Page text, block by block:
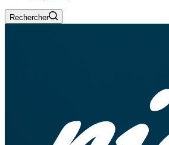
Rechercher